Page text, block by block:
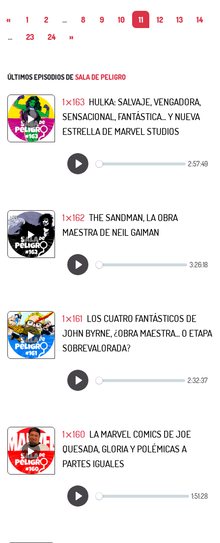
« 1 2 ... 8 9 10 11 12 13
14
...
23 24 »
ÚLTIMOS EPISODIOS DESALA DE PELIGRO
1⨯163 HULKA: SALVAJE, VENGADORA,
SENSACIONAL, FANTÁSTICA... Y NUEVA
ESTRELLA DE MARVEL STUDIOS
1⨯162 THE SANDMAN, LA OBRA
MAESTRA DE NEIL GAIMAN
1⨯161 LOS CUATRO FANTÁSTICOS DE
JOHN BYRNE, ¿OBRA MAESTRA... O ETAPA
SOBREVALORADA?
1⨯160 LA MARVEL COMICS DE JOE
QUESADA, GLORIA Y POLÉMICAS A
PARTES IGUALES